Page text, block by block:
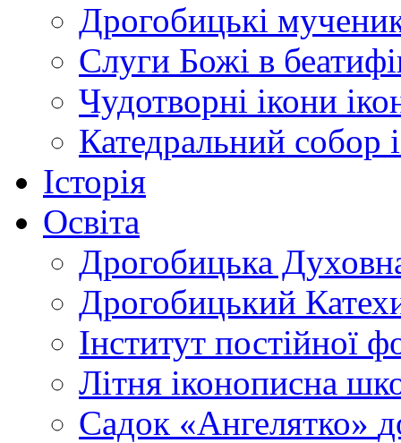
Дрогобицькі
Слуги Божі в
Чудотворні ікони
Катедральний собор
Історія
Освіта
Дрогобицька
Дрогобицький
Інститут постійної
Літня іконописна
Садок «Ангелятко»